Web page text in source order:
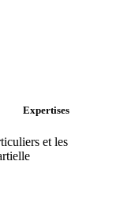
Expertises
et les